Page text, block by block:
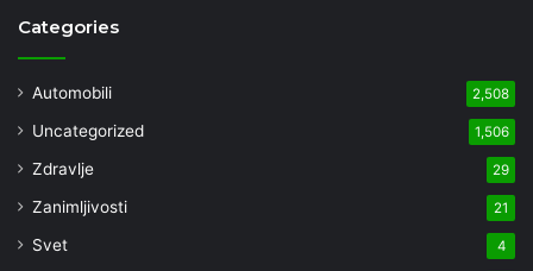
Categories
Automobili 2,508
Uncategorized 1,506
Zdravlje 29
Zanimljivosti 21
Svet 4